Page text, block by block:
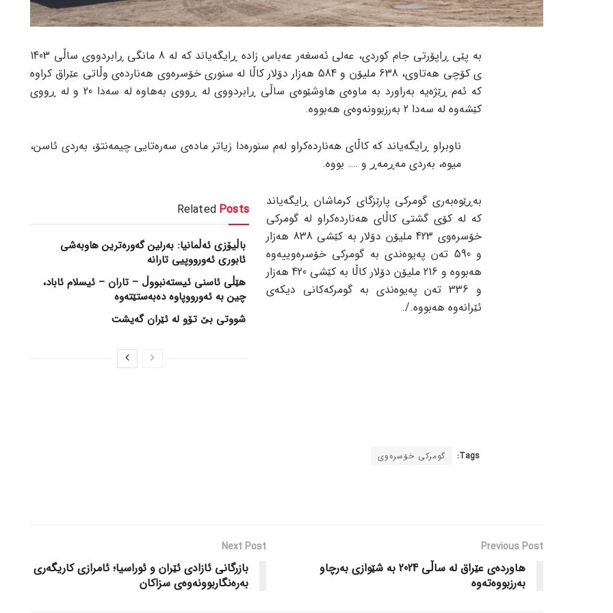
بە پێی ڕاپۆرتی جام کوردی، عەلی ئەسغەر عەباس زادە ڕایگەیاند کە لە 8 مانگی ڕابردووی ساڵی 1403
ی کۆچی هەتاوی، 638 ملیۆن و 584 هەزار دۆلار کاڵا لە سنوری خۆسرەوی هەناردەی وڵاتی عێراق کراوە
کە ئەم ڕێژەیە بەراورد بە ماوەی هاوشێوەی ساڵی ڕابردووی لە ڕووی بەهاوە لە سەدا 20 و لە ڕووی
کێشەوە لە سەدا 2 بەرزبوونەوەی هەبووە.
ناوبراو ڕایگەیاند کە کاڵای هەناردەکراو لەم سنورەدا زیاتر مادەی سەرەتایی چیمەنتۆ، بەردی ئاسن،
میوە، بەردی مەڕمەڕ و …. بووە.
Related Posts
باڵیۆزی ئەڵمانیا: بەرلین گەورەترین هاوبەشی
ئابوری ئەورووپیی تارانە
هێڵی ئاسنی ئیستەنبووڵ – تاران – ئیسلام ئاباد،
چین بە ئەورووپاوە دەبەستێتەوە
شووتی بێ تۆو لە ئێران گەیشت
بەڕێوەبەری گومرکی پارێزگای کرماشان ڕایگەیاند
کە لە کۆی گشتی کاڵای هەناردەکراو لە گومرکی
خۆسرەوی 423 ملیۆن دۆلار بە کێشی 838 هەزار
و 590 تەن پەیوەندی بە گومرکی خۆسرەوییەوە
هەبووە و 216 ملیۆن دۆلار کاڵا بە کێشی 420 هەزار
و 336 تەن پەیوەندی بە گومرکەکانی دیکەی
ئێرانەوە هەبووە./.
Tags: گومرکی خۆسرەوی
Previous Post
هاوردەی عێراق لە ساڵی 2024 بە شێوازی بەرچاو
بەرزبووەتەوە
Next Post
بازرگانی ئازادی ئێران و ئوراسیا؛ ئامرازی کاریگەری
بەرەنگاربوونەوەی سزاکان